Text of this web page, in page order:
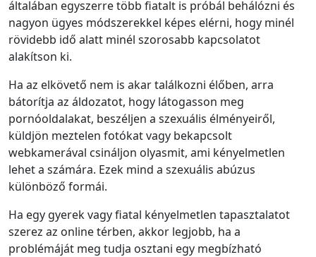
általában egyszerre több fiatalt is próbál behálózni és
nagyon ügyes módszerekkel képes elérni, hogy minél
rövidebb idő alatt minél szorosabb kapcsolatot
alakítson ki.
Ha az elkövető nem is akar találkozni élőben, arra
bátorítja az áldozatot, hogy látogasson meg
pornóoldalakat, beszéljen a szexuális élményeiről,
küldjön meztelen fotókat vagy bekapcsolt
webkamerával csináljon olyasmit, ami kényelmetlen
lehet a számára. Ezek mind a szexuális abúzus
különböző formái.
Ha egy gyerek vagy fiatal kényelmetlen tapasztalatot
szerez az online térben, akkor legjobb, ha a
problémáját meg tudja osztani egy megbízható